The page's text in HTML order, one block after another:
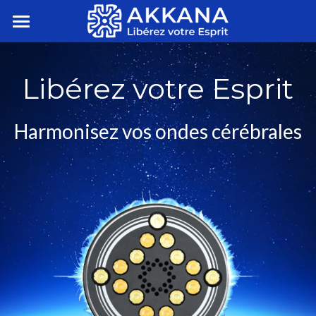
AKKANA
BÉNÉFICES
RÉSERVATIONS & TARIFS
ROXIVA
EFFETS
CONTRE-INDICATIONS
NEWSLETTER
ÉVÉNEMENTS PRIVÉS
ACHETER ROXIVA
Libérez votre Esprit
Harmonisez vos ondes cérébrales